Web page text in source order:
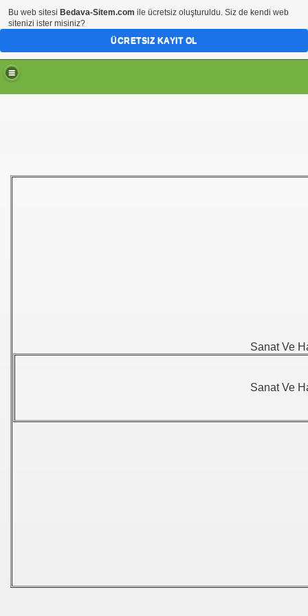
Sanat Ve
Sanat Ve
Bu web sitesi Bedava-Sitem.com ile ücretsiz oluşturuldu. Siz de kendi web
sitenizi ister misiniz?
ÜCRETSIZ KAYIT OL